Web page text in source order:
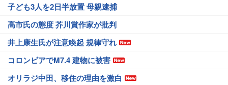
子ども3人を2日半放置 母親逮捕
高市氏の態度 芥川賞作家が批判
井上康生氏が注意喚起 規律守れ
コロンビアでM7.4 建物に被害
オリラジ中田、移住の理由を激白